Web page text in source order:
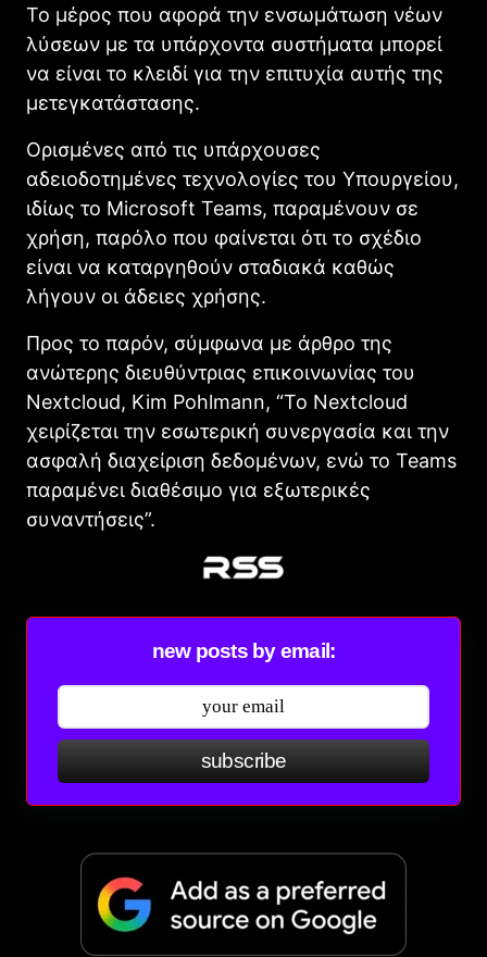
Το μέρος που αφορά την ενσωμάτωση νέων
λύσεων με τα υπάρχοντα συστήματα μπορεί
να είναι το κλειδί για την επιτυχία αυτής της
μετεγκατάστασης.
Ορισμένες από τις υπάρχουσες
αδειοδοτημένες τεχνολογίες του Υπουργείου,
ιδίως το Microsoft Teams, παραμένουν σε
χρήση, παρόλο που φαίνεται ότι το σχέδιο
είναι να καταργηθούν σταδιακά καθώς
λήγουν οι άδειες χρήσης.
Προς το παρόν, σύμφωνα με άρθρο της
ανώτερης διευθύντριας επικοινωνίας του
Nextcloud, Kim Pohlmann, “Το Nextcloud
χειρίζεται την εσωτερική συνεργασία και την
ασφαλή διαχείριση δεδομένων, ενώ το Teams
παραμένει διαθέσιμο για εξωτερικές
συναντήσεις”.
new posts by email:
subscribe